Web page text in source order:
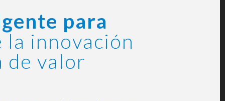
para
innovación
de valor